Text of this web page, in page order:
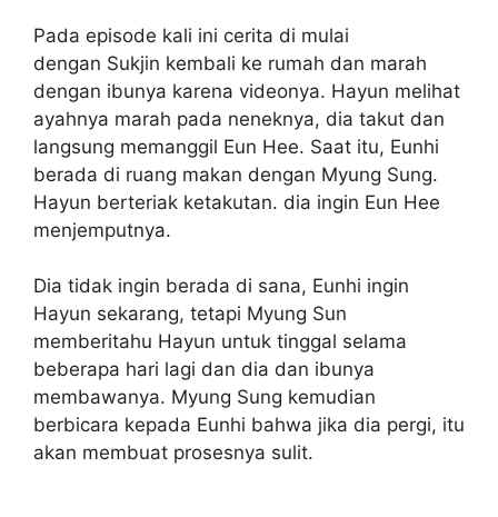
Pada episode kali ini cerita di mulai
dengan Sukjin kembali ke rumah dan marah
dengan ibunya karena videonya. Hayun melihat
ayahnya marah pada neneknya, dia takut dan
langsung memanggil Eun Hee. Saat itu, Eunhi
berada di ruang makan dengan Myung Sung.
Hayun berteriak ketakutan. dia ingin Eun Hee
menjemputnya.
Dia tidak ingin berada di sana, Eunhi ingin
Hayun sekarang, tetapi Myung Sun
memberitahu Hayun untuk tinggal selama
beberapa hari lagi dan dia dan ibunya
membawanya. Myung Sung kemudian
berbicara kepada Eunhi bahwa jika dia pergi, itu
akan membuat prosesnya sulit.